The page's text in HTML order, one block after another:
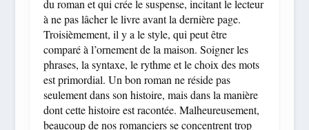
du roman et qui crée le suspense, incitant le lecteur
à ne pas lâcher le livre avant la dernière page.
Troisièmement, il y a le style, qui peut être
comparé à l’ornement de la maison. Soigner les
phrases, la syntaxe, le rythme et le choix des mots
est primordial. Un bon roman ne réside pas
seulement dans son histoire, mais dans la manière
dont cette histoire est racontée. Malheureusement,
beaucoup de nos romanciers se concentrent trop